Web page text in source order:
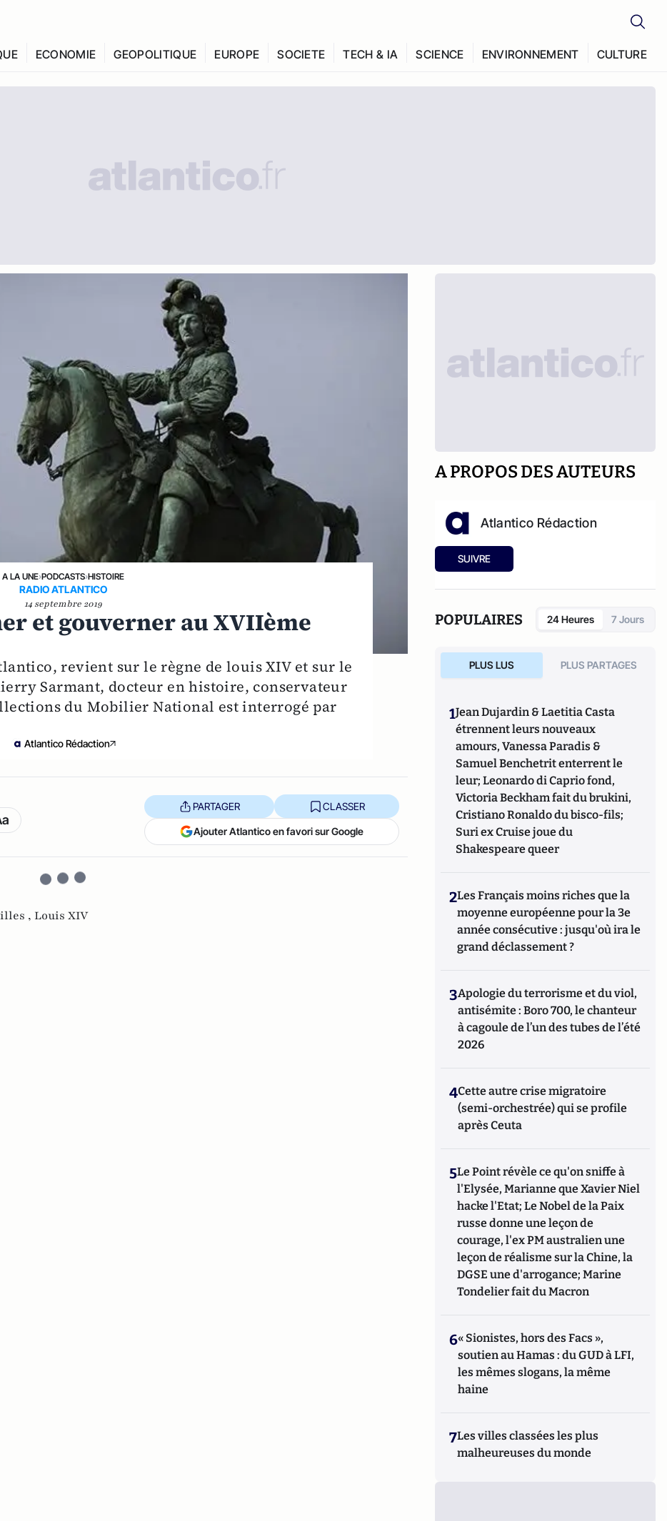
ECONOMIE GEOPOLITIQUE EUROPE SOCIETE TECH & IA SCIENCE ENVIRONNEMENT CULTURE
A LA UNE›PODCASTS›HISTOIRE
RADIO ATLANTICO
14 septembre 2019
et gouverner au XVIIème
revient sur le règne de louis XIV et sur le
Sarmant, docteur en histoire, conservateur
du Mobilier National est interrogé par
Atlantico Rédaction
PARTAGER CLASSER
Ajouter Atlantico en favori sur Google
, Louis XIV
A PROPOS DES AUTEURS
Atlantico Rédaction
SUIVRE
POPULAIRES 24 Heures 7 Jours
PLUS LUS PLUS PARTAGES
1Jean Dujardin & Laetitia Casta
étrennent leurs nouveaux
amours, Vanessa Paradis &
Samuel Benchetrit enterrent le
leur; Leonardo di Caprio fond,
Victoria Beckham fait du brukini,
Cristiano Ronaldo du bisco-fils;
Suri ex Cruise joue du
Shakespeare queer
2Les Français moins riches que la
moyenne européenne pour la 3e
année consécutive : jusqu'où ira le
grand déclassement ?
3Apologie du terrorisme et du viol,
antisémite : Boro 700, le chanteur
à cagoule de l’un des tubes de l’été
2026
4Cette autre crise migratoire
(semi-orchestrée) qui se profile
après Ceuta
5Le Point révèle ce qu'on sniffe à
l'Elysée, Marianne que Xavier Niel
hacke l'Etat; Le Nobel de la Paix
russe donne une leçon de
courage, l'ex PM australien une
leçon de réalisme sur la Chine, la
DGSE une d'arrogance; Marine
Tondelier fait du Macron
6« Sionistes, hors des Facs »,
soutien au Hamas : du GUD à LFI,
les mêmes slogans, la même
haine
7Les villes classées les plus
malheureuses du monde